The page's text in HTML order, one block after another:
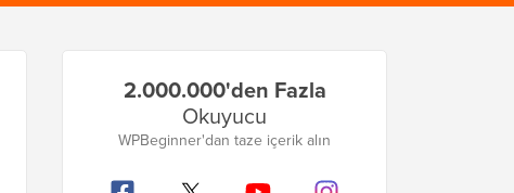
Kenar
Çubuğu
2.000.000'den Fazla
Okuyucu
WPBeginner'dan taze içerik alın